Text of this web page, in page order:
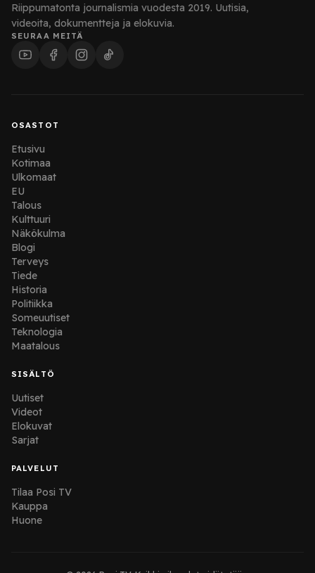
Riippumatonta journalismia vuodesta 2019. Uutisia,
videoita, dokumentteja ja elokuvia.
SEURAA MEITÄ
OSASTOT
Etusivu
Kotimaa
Ulkomaat
EU
Talous
Kulttuuri
Näkökulma
Blogi
Terveys
Tiede
Historia
Politiikka
Someuutiset
Teknologia
Maatalous
SISÄLTÖ
Uutiset
Videot
Elokuvat
Sarjat
PALVELUT
Tilaa Posi TV
Kauppa
Huone